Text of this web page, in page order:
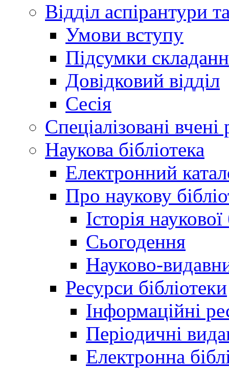
Відділ аспірантури
Умови вступу
Підсумки
Довідковий відділ
Сесія
Спеціалізовані вчені
Наукова бібліотека
Електронний
Про наукову
Історія
Сьогодення
Науково-
Ресурси бібліотеки
Інформаційні
Періодичні
Електронна